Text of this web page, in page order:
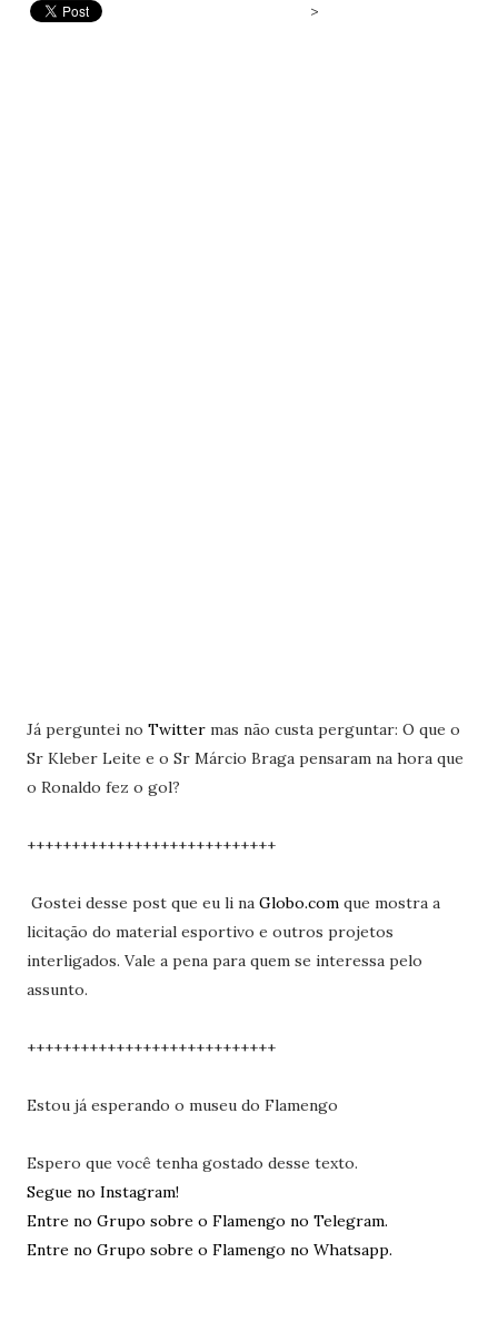
>
Já perguntei no Twittermas não custa perguntar: O que o
Sr Kleber Leite e o Sr Márcio Braga pensaram na hora que
o Ronaldo fez o gol?
++++++++++++++++++++++++++++
Gostei desse post que eu li na Globo.comque mostra a
licitação do material esportivo e outros projetos
interligados. Vale a pena para quem se interessa pelo
assunto.
++++++++++++++++++++++++++++
Estou já esperando o museu do Flamengo
Espero que você tenha gostado desse texto.
Segue no Instagram!
Entre no Grupo sobre o Flamengo no Telegram.
Entre no Grupo sobre o Flamengo no Whatsapp.